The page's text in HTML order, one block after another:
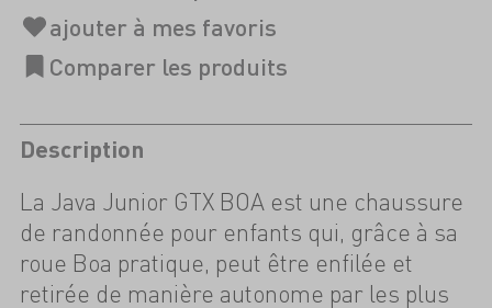
Description
La Java Junior GTX BOA est une chaussure
de randonnée pour enfants qui, grâce à sa
roue Boa pratique, peut être enfilée et
retirée de manière autonome par les plus